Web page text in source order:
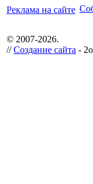
Реклама на сайте
© 2007-2026.
//Создание сайта -